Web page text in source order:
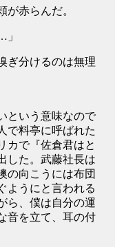
赤らんだ。
」
ぎ分けるのは無理
という意味なので
で料亭に呼ばれた
カで『佐倉君はと
した。武藤社長は
向こうには布団
ようにと言われる
、僕は自分の運
音を立て、耳の付